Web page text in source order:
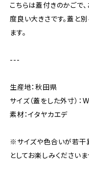
こちらは蓋付きのかごで
度良い大きさです。蓋と
ます。
---
生産地：秋田県
サイズ（蓋をした外寸）
素材：イタヤカエデ
※サイズや色合いが若干
としてお楽しみくださいま